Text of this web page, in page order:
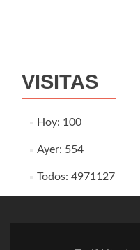
VISITAS
Hoy: 100
Ayer: 554
Todos: 4971127